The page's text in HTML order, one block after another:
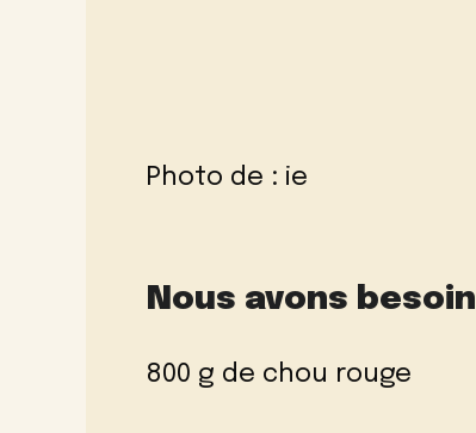
Photo de : ie
Nous avons
800 g de chou rouge